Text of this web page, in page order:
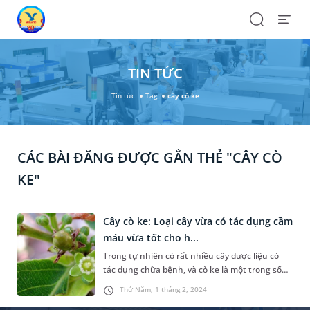
SearchOpen
TIN TỨC
Tin tức Tag cây cò ke
CÁC BÀI ĐĂNG ĐƯỢC GẮN THẺ "CÂY CÒ
KE"
Thứ Năm, 1 tháng 2, 2024
Cây cò ke: Loại cây vừa có tác dụng cầm
máu vừa tốt cho h...
Trong tự nhiên có rất nhiều cây dược liệu có
tác dụng chữa bệnh, và cò ke là một trong số
đó. Nội dung bài viết hôm nay, chúng ta sẽ
cùng điểm qua những công dụng đặc biệt của